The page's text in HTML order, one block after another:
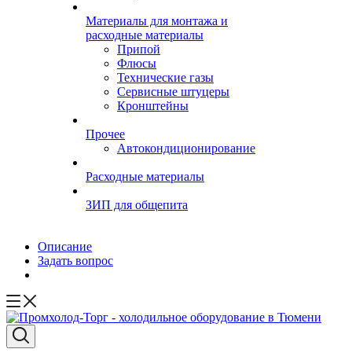
Материалы для монтажа и
расходные материалы
Припой
Флюсы
Технические газы
Сервисные штуцеры
Кронштейны
Прочее
Автокондиционирование
Расходные материалы
ЗИП для общепита
Описание
Задать вопрос